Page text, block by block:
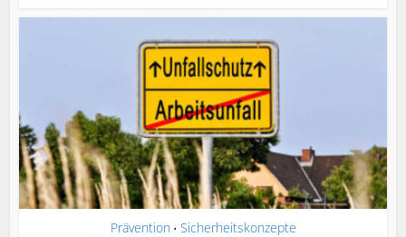
Prävention • Sicherheitskonzepte